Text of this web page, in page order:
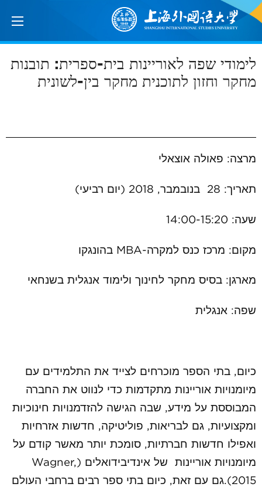
לימודי שפה לאוריינות בית-ספרית: תובנות
מחקר וחזון לתוכנית מחקר בין-לשונית
מרצה: פאולה אוצאלי
תאריך: 28 בנובמבר, 2018 (יום רביעי)
שעה: 14:00-15:20
מקום: מרכז כנס למקרה-MBA בהונגקו
מארגן: בסיס מחקר לחינוך ולימוד אנגלית בשנחאי
שפה: אנגלית
כיום, בתי הספר מוכרחים לצייד את התלמידים עם
מיומנויות אוריינות מתקדמות כדי לנווט את החברה
המבוססת על מידע, שבה הגישה להזדמנויות חינוכיות
ומקצועיות, גם לבריאות, פוליטיקה, חדשות אזרחיות
ואפילו חדשות חברתיות, סומכת יותר מאשר קודם על
מיומנויות אוריינות של אינדיבידואלים (Wagner,
2015).גם עם זאת, כיום בתי ספר רבים ברחבי העולם